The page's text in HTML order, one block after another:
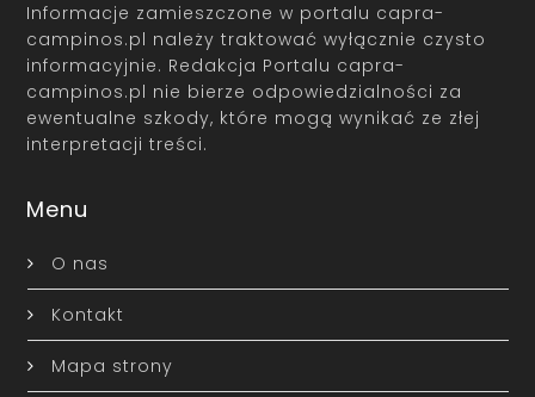
Informacje zamieszczone w portalu capra-
campinos.pl należy traktować wyłącznie czysto
informacyjnie. Redakcja Portalu capra-
campinos.pl nie bierze odpowiedzialności za
ewentualne szkody, które mogą wynikać ze złej
interpretacji treści.
Menu
O nas
Kontakt
Mapa strony